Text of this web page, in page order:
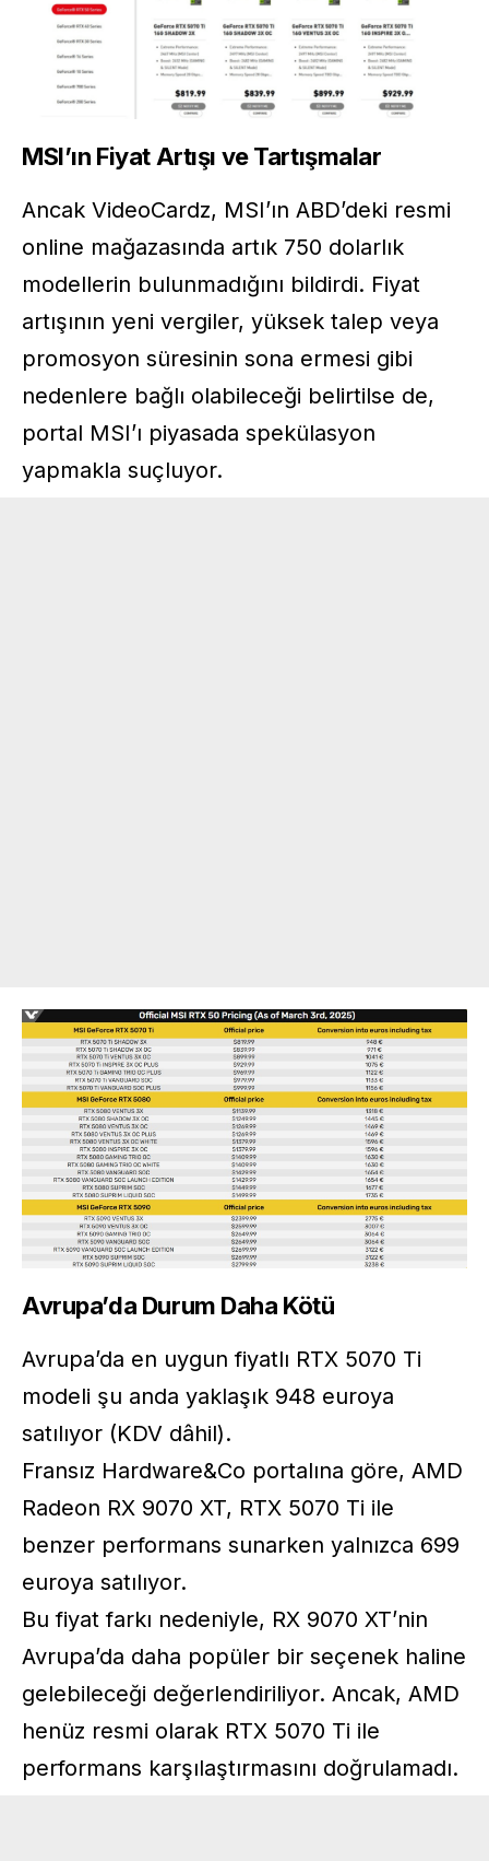
MSI’ın Fiyat Artışı ve Tartışmalar
Ancak VideoCardz, MSI’ın ABD’deki resmi
online mağazasında artık 750 dolarlık
modellerin bulunmadığını bildirdi. Fiyat
artışının yeni vergiler, yüksek talep veya
promosyon süresinin sona ermesi gibi
nedenlere bağlı olabileceği belirtilse de,
portal MSI’ı piyasada spekülasyon
yapmakla suçluyor.
Avrupa’da Durum Daha Kötü
Avrupa’da en uygun fiyatlı RTX 5070 Ti
modeli şu anda yaklaşık 948 euroya
satılıyor (KDV dâhil).
Fransız Hardware&Co portalına göre, AMD
Radeon RX 9070 XT, RTX 5070 Ti ile
benzer performans sunarken yalnızca 699
euroya satılıyor.
Bu fiyat farkı nedeniyle, RX 9070 XT’nin
Avrupa’da daha popüler bir seçenek haline
gelebileceği değerlendiriliyor. Ancak, AMD
henüz resmi olarak RTX 5070 Ti ile
performans karşılaştırmasını doğrulamadı.